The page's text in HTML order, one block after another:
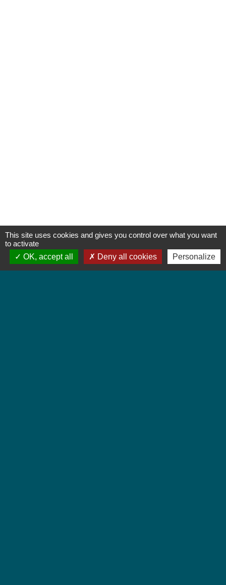
This site uses cookies and gives you control over what you want
to activate
OK, accept all
Deny all cookies Personalize